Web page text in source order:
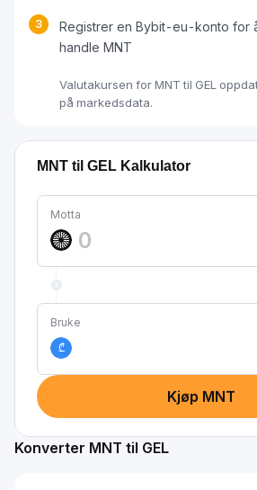
3
Registrer en Bybit-eu-konto for
handle MNT
Valutakursen for MNT til GEL
på markedsdata.
MNT til GEL Kalkulator
Motta
Bruke
₾
Kjøp MNT
Konverter MNT til GEL